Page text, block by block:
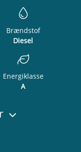
Brændstof
Diesel
Energiklasse
A